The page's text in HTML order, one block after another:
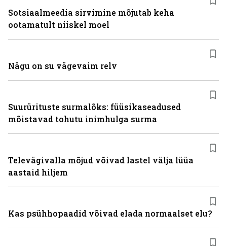
Sotsiaalmeedia sirvimine mõjutab keha
ootamatult niiskel moel
Nägu on su vägevaim relv
Suurürituste surmalõks: füüsikaseadused
mõistavad tohutu inimhulga surma
Televägivalla mõjud võivad lastel välja lüüa
aastaid hiljem
Kas psühhopaadid võivad elada normaalset elu?